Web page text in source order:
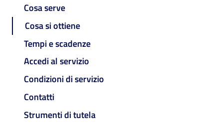
Cosa serve
Cosa si ottiene
Tempi e scadenze
Accedi al servizio
Condizioni di servizio
Contatti
Strumenti di tutela